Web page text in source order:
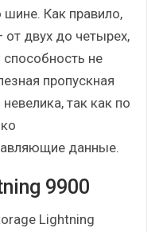
Как правило,
двух до четырех,
способность не
пропускная
так как по
данные.
9900
Lightning